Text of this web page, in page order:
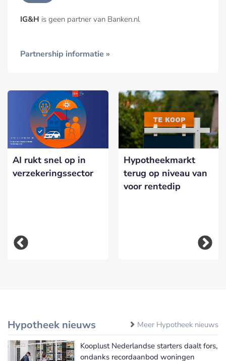
IG&H is geen partner van Banken.nl
Partnership informatie »
AI rukt snel op in
verzekeringssector
Hypotheekmarkt
terug op niveau van
voor rentedip
Hypotheek nieuws Meer Hypotheek nieuws
Kooplust Nederlandse starters daalt fors,
ondanks recordaanbod woningen